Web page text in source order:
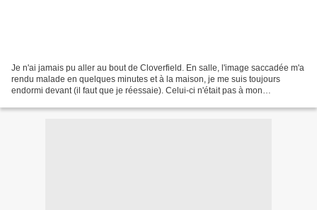
Je n'ai jamais pu aller au bout de Cloverfield. En salle, l'image saccadée m'a
rendu malade en quelques minutes et à la maison, je me suis toujours
endormi devant (il faut que je réessaie). Celui-ci n'était pas à mon